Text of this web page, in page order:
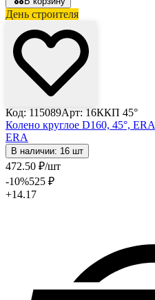
День строителя
Код: 115089Арт: 16ККП 45°
Колено круглое D160, 45°, ERA
ERA
В наличии: 16 шт
472.50 ₽/шт
-10%525 ₽
+14.17